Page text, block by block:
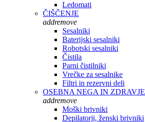
Ledomati
ČIŠČENJE
addremove
Sesalniki
Baterijski sesalniki
Robotski sesalniki
Čistila
Parni čistilniki
Vrečke za sesalnike
Filtri in rezervni deli
OSEBNA NEGA IN ZDRAVJE
addremove
Moški brivniki
Depilatorji, ženski brivniki